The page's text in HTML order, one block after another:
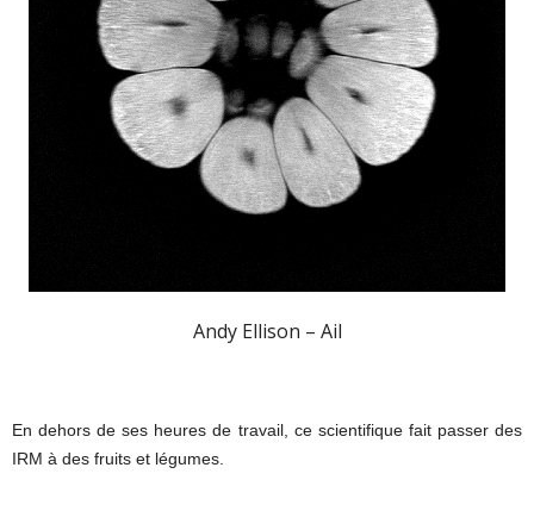
Andy Ellison – Ail
En dehors de ses heures de travail, ce scientifique fait passer des
IRM à des fruits et légumes.